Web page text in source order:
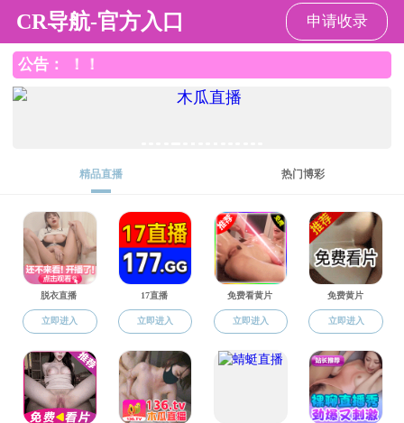
黑料网
黑料网 黑料网概况 本科生教育 研究生教育